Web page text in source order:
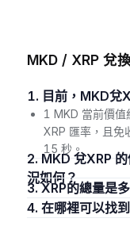
MKD / XRP 兌
1. 目前，MKD
1 MKD 當前價
XRP 匯率，且免
15 秒。
2. MKD 兌XRP 的價格在過去 24 小時內的波動情
況如何？
3. XRP的總量是
4. 在哪裡可以找